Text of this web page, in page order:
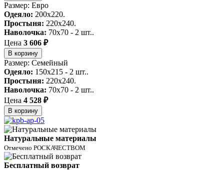
Размер: Евро
Одеяло: 200x220.
Простыня: 220x240.
Наволочка: 70x70 - 2 шт..
Цена 3 606 ₽
В корзину
Размер: Семейный
Одеяло: 150x215 - 2 шт..
Простыня: 220x240.
Наволочка: 70x70 - 2 шт..
Цена 4 528 ₽
В корзину
Натуральные материалы
Отмечено РОСКАЧЕСТВОМ
Бесплатный возврат